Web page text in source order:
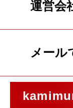
運営会
メール